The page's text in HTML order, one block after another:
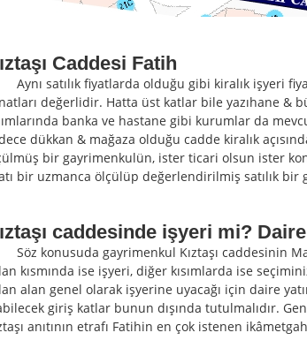
Caddesi Fatih
satılık fiyatlarda olduğu gibi kiralık işyeri
değerlidir. Hatta üst katlar bile yazıhane &
banka ve hastane gibi kurumlar da
dükkan & mağaza olduğu cadde kiralık
bir gayrimenkulün, ister ticari olsun ister
bir uzmanca ölçülüp değerlendirilmiş satılık
caddesinde işyeri mi?
konusuda gayrimenkul Kıztaşı caddesinin
kısmında ise işyeri, diğer kısımlarda ise
alan genel olarak işyerine uyacağı için daire
giriş katlar bunun dışında tutulmalıdır.
anıtının etrafı Fatihin en çok istenen